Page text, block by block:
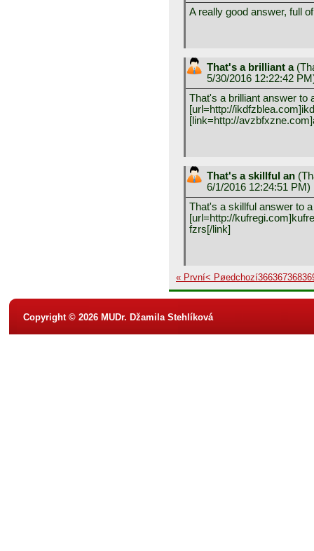
A really good answer, full
That's a brilliant a (
5/30/2016 12:22:42
That's a brilliant answer to
[url=http://
[link=http://
That's a skillful an (
6/1/2016 12:24:51 PM)
That's a skillful answer to
[url=http://
fzrs[/link]
« První< Pøedchozí366367368
Copyright © 2026 MUDr. Džamila Stehlíková